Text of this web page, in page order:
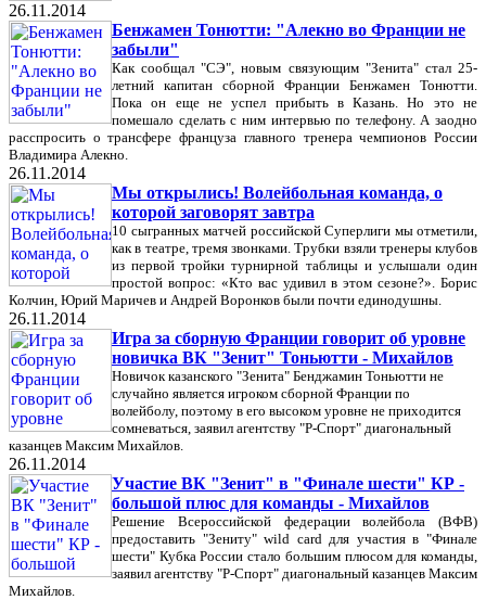
26.11.2014
Бенжамен Тонютти: "Алекно во Франции не
забыли"
Как сообщал "СЭ", новым связующим "Зенита" стал 25-
летний капитан сборной Франции Бенжамен Тонютти.
Пока он еще не успел прибыть в Казань. Но это не
помешало сделать с ним интервью по телефону. А заодно
расспросить о трансфере француза главного тренера чемпионов России
Владимира Алекно.
26.11.2014
Мы открылись! Волейбольная команда, о
которой заговорят завтра
10 сыгранных матчей российской Суперлиги мы отметили,
как в театре, тремя звонками. Трубки взяли тренеры клубов
из первой тройки турнирной таблицы и услышали один
простой вопрос: «Кто вас удивил в этом сезоне?». Борис
Колчин, Юрий Маричев и Андрей Воронков были почти единодушны.
26.11.2014
Игра за сборную Франции говорит об уровне
новичка ВК "Зенит" Тоньютти - Михайлов
Новичок казанского "Зенита" Бенджамин Тоньютти не
случайно является игроком сборной Франции по
волейболу, поэтому в его высоком уровне не приходится
сомневаться, заявил агентству "Р-Спорт" диагональный
казанцев Максим Михайлов.
26.11.2014
Участие ВК "Зенит" в "Финале шести" КР -
большой плюс для команды - Михайлов
Решение Всероссийской федерации волейбола (ВФВ)
предоставить "Зениту" wild card для участия в "Финале
шести" Кубка России стало большим плюсом для команды,
заявил агентству "Р-Спорт" диагональный казанцев Максим
Михайлов.